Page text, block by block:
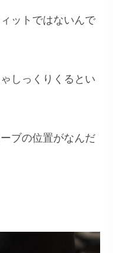
ットではないんで
しっくりくるとい
ブの位置がなんだ